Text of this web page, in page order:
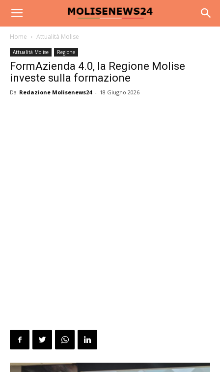
Home Attualità Molise
Attualità Molise Regione
FormAzienda 4.0, la Regione Molise
investe sulla formazione
Da Redazione Molisenews24 - 18 Giugno 2026